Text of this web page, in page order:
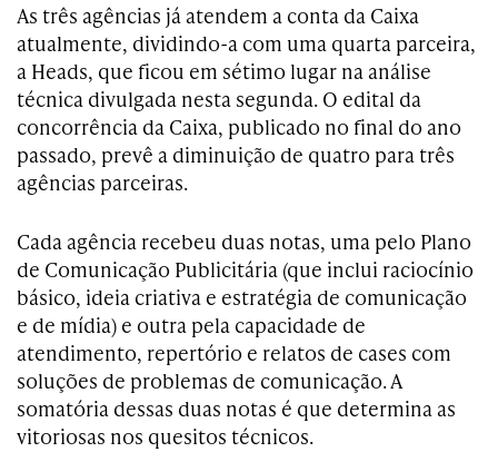
As três agências já atendem a conta da Caixa
atualmente, dividindo-a com uma quarta parceira,
a Heads, que ficou em sétimo lugar na análise
técnica divulgada nesta segunda. O edital da
concorrência da Caixa, publicado no final do ano
passado, prevê a diminuição de quatro para três
agências parceiras.
Cada agência recebeu duas notas, uma pelo Plano
de Comunicação Publicitária (que inclui raciocínio
básico, ideia criativa e estratégia de comunicação
e de mídia) e outra pela capacidade de
atendimento, repertório e relatos de cases com
soluções de problemas de comunicação. A
somatória dessas duas notas é que determina as
vitoriosas nos quesitos técnicos.